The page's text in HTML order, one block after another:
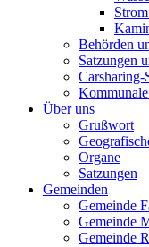
Behörden
Satzungen
Carsharing-
Über uns
Grußwort
Organe
Satzungen
Gemeinden
Gemeinde
Gemeinde
Gemeinde